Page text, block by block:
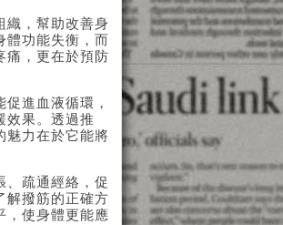
織，幫助改善身
體功能失衡，而
痛，更在於預防
進血液循環，
效果。透過推
魅力在於它能將
、疏通經絡，促
解撥筋的正確方
，使身體更能應